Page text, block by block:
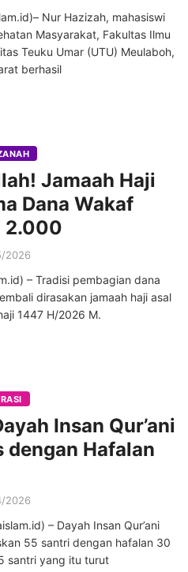
Nur Hazizah, mahasiswi
Masyarakat, Fakultas Ilmu
Teuku Umar (UTU) Meulaboh,
berhasil
Jamaah Haji
Dana Wakaf
2.000
2026
– Tradisi pembagian dana
dirasakan jamaah haji asal
1447 H/2026 M.
Insan Qur’ani
dengan Hafalan
2026
– Dayah Insan Qur’ani
55 santri dengan hafalan 30
santri yang itu turut